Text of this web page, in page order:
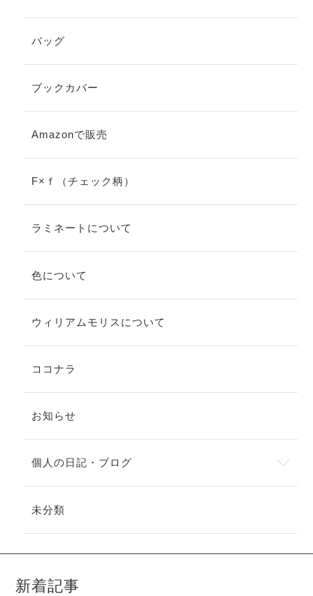
バッグ
ブックカバー
Amazonで販売
F×ｆ（チェック柄）
ラミネートについて
色について
ウィリアムモリスについて
ココナラ
お知らせ
個人の日記・ブログ
未分類
新着記事